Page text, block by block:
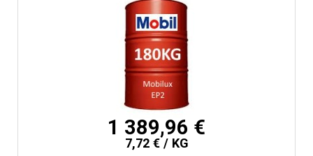
1 389,96 €
7,72 € / KG